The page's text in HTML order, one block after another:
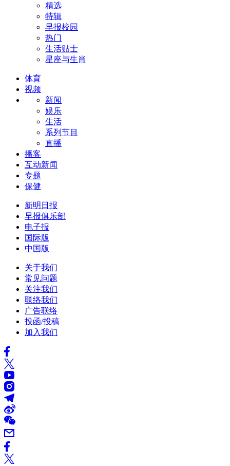
精选
特辑
早报校园
热门
生活贴士
星座与生肖
体育
视频
新闻
娱乐
生活
系列节目
直播
播客
互动新闻
专题
保健
新明日报
早报俱乐部
电子报
国际版
中国版
关于我们
常见问题
关注我们
联络我们
广告联络
投函/投稿
加入我们